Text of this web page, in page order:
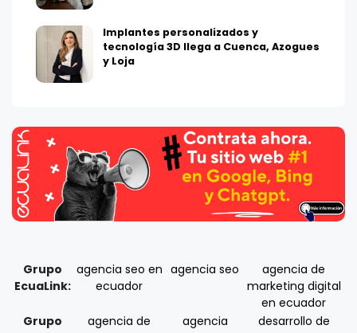
Implantes personalizados y
tecnología 3D llega a Cuenca, Azogues
y Loja
Grupo
EcuaLink:
agencia seo en
ecuador
agencia seo
agencia de
marketing digital
en ecuador
Grupo
agencia de
agencia
desarrollo de